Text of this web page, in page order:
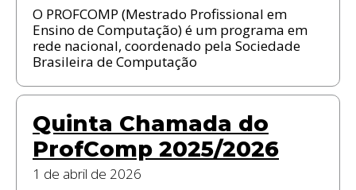
O PROFCOMP (Mestrado Profissional em
Ensino de Computação) é um programa em
rede nacional, coordenado pela Sociedade
Brasileira de Computação
Quinta Chamada do
ProfComp 2025/2026
1 de abril de 2026